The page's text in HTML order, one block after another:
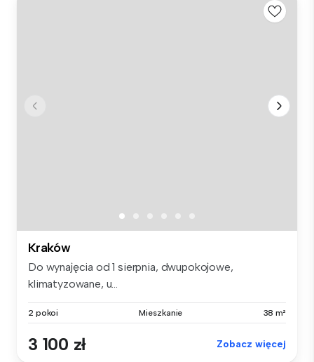
Kraków
Do wynajęcia od 1 sierpnia, dwupokojowe,
klimatyzowane, u...
2 pokoi Mieszkanie 38 m²
3 100 zł Zobacz więcej